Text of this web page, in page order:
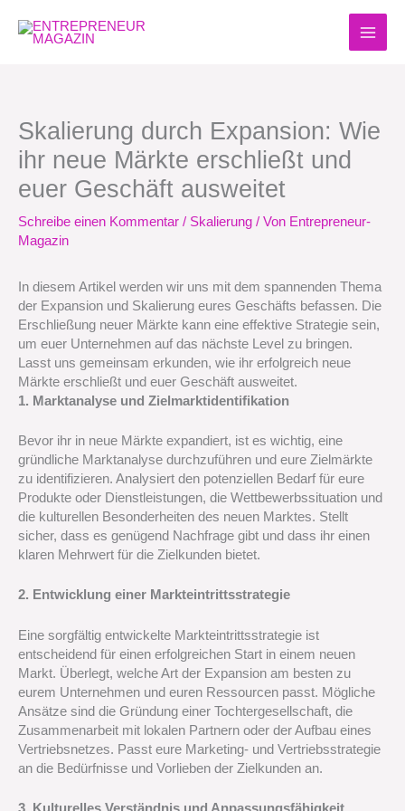
Inhalt
springen
Skalierung durch Expansion: Wie
ihr neue Märkte erschließt und
euer Geschäft ausweitet
Schreibe einen Kommentar / Skalierung / Von Entrepreneur-
Magazin
In diesem Artikel werden wir uns mit dem spannenden Thema
der Expansion und Skalierung eures Geschäfts befassen. Die
Erschließung neuer Märkte kann eine effektive Strategie sein,
um euer Unternehmen auf das nächste Level zu bringen.
Lasst uns gemeinsam erkunden, wie ihr erfolgreich neue
Märkte erschließt und euer Geschäft ausweitet.
1. Marktanalyse und Zielmarktidentifikation
Bevor ihr in neue Märkte expandiert, ist es wichtig, eine
gründliche Marktanalyse durchzuführen und eure Zielmärkte
zu identifizieren. Analysiert den potenziellen Bedarf für eure
Produkte oder Dienstleistungen, die Wettbewerbssituation und
die kulturellen Besonderheiten des neuen Marktes. Stellt
sicher, dass es genügend Nachfrage gibt und dass ihr einen
klaren Mehrwert für die Zielkunden bietet.
2. Entwicklung einer Markteintrittsstrategie
Eine sorgfältig entwickelte Markteintrittsstrategie ist
entscheidend für einen erfolgreichen Start in einem neuen
Markt. Überlegt, welche Art der Expansion am besten zu
eurem Unternehmen und euren Ressourcen passt. Mögliche
Ansätze sind die Gründung einer Tochtergesellschaft, die
Zusammenarbeit mit lokalen Partnern oder der Aufbau eines
Vertriebsnetzes. Passt eure Marketing- und Vertriebsstrategie
an die Bedürfnisse und Vorlieben der Zielkunden an.